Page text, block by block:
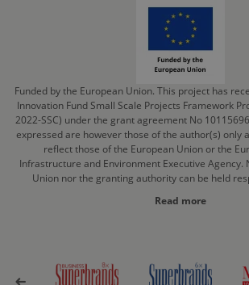
Funded by the European Union. This project has
Innovation Fund Small Scale Projects Framework
2022-SSC) under the grant agreement No
expressed are however those of the author(s) only
reflect those of the European Union or the
Infrastructure and Environment Executive Agency.
Union nor the granting authority can be held
Read more